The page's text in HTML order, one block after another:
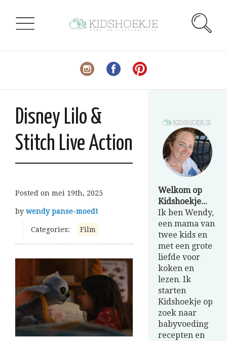
Disney Lilo &
Stitch Live Action
Posted on mei 19th, 2025
by wendy panse-moedt
Categories: Film
Welkom op
Kidshoekje...
Ik ben Wendy,
een mama van
twee kids en
met een grote
liefde voor
koken en
lezen. Ik
starten
Kidshoekje op
zoek naar
babyvoeding
recepten en